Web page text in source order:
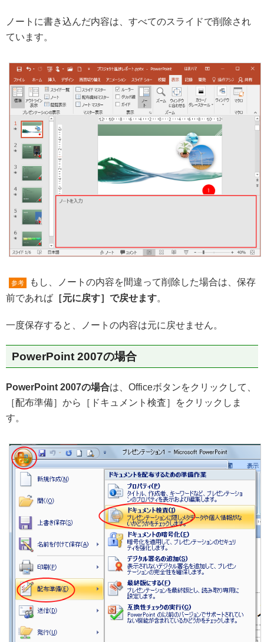
ノートに書き込んだ内容は、すべてのスライドで削除され
ています。
参考
もし、ノートの内容を間違って削除した場合は、保存
前であれば ［元に戻す］で戻せます。
一度保存すると、ノートの内容は元に戻せません。
PowerPoint 2007の場合
PowerPoint 2007の場合は、Officeボタンをクリックして、
［配布準備］から［ドキュメント検査］をクリックしま
す。